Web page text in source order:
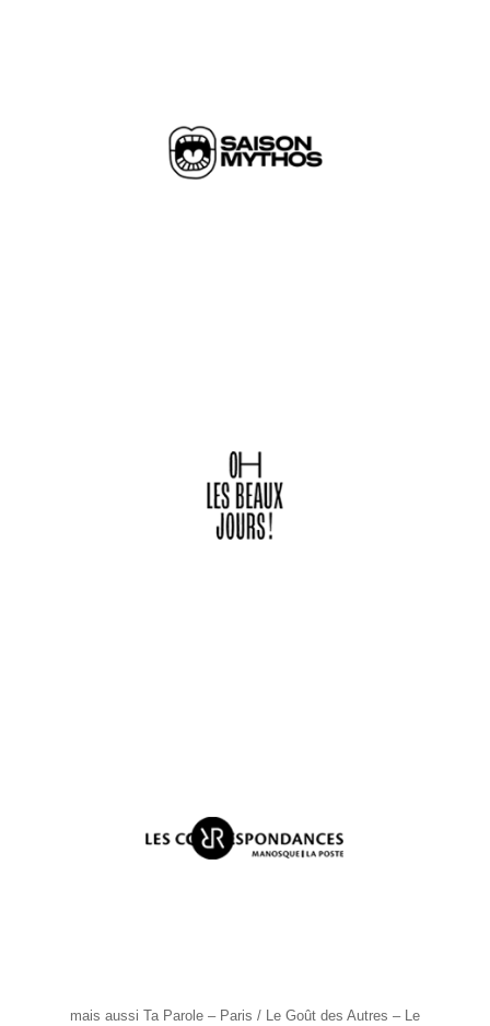
mais aussi Ta Parole – Paris / Le Goût des Autres – Le